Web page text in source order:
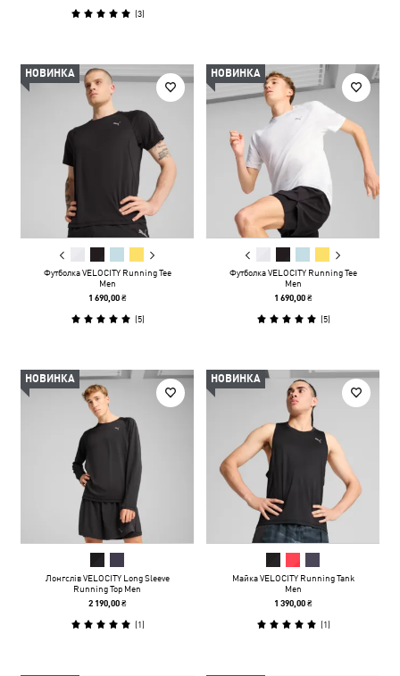
(3)
НОВИНКА
Футболка VELOCITY Running Tee
Men
1 690,00 ₴
(5)
НОВИНКА
Футболка VELOCITY Running Tee
Men
1 690,00 ₴
(5)
НОВИНКА
Лонгслів VELOCITY Long Sleeve
Running Top Men
2 190,00 ₴
(1)
НОВИНКА
Майка VELOCITY Running Tank
Men
1 390,00 ₴
(1)